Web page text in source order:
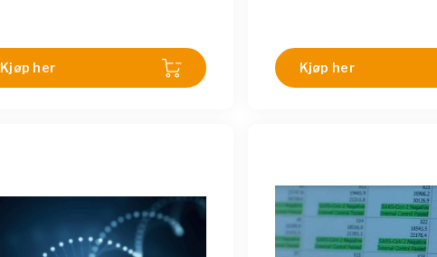
Kjøp her Kjøp her